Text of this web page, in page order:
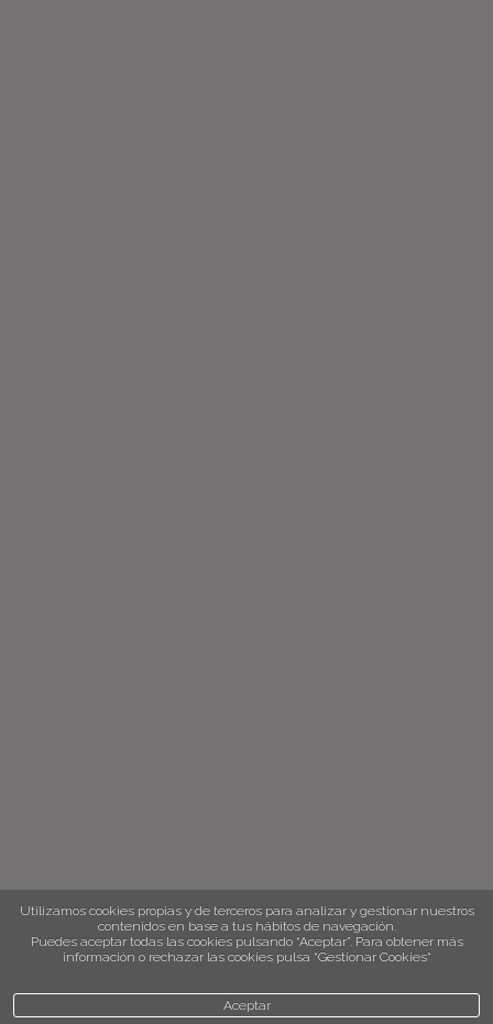
Utilizamos cookies propias y de terceros para analizar y gestionar nuestros
contenidos en base a tus hábitos de navegación.
Puedes aceptar todas las cookies pulsando “Aceptar”. Para obtener más
información o rechazar las cookies pulsa “Gestionar Cookies“
Aceptar